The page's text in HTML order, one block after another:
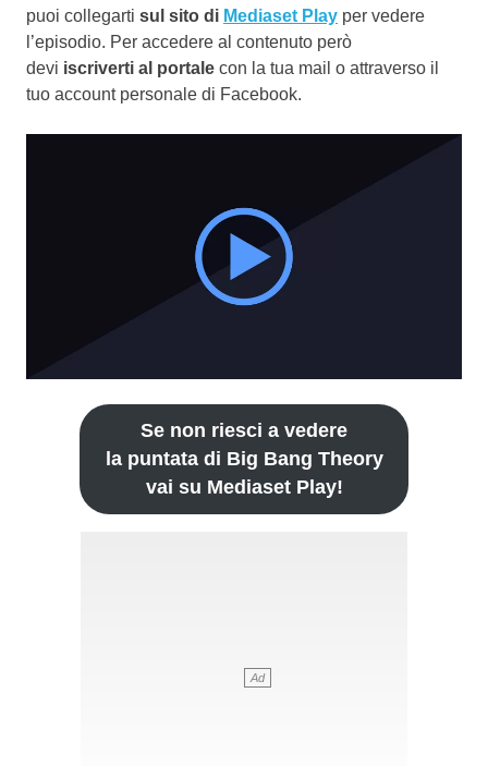
puoi collegarti sul sito di Mediaset Play per vedere
l’episodio. Per accedere al contenuto però
devi iscriverti al portale con la tua mail o attraverso il
tuo account personale di Facebook.
Se non riesci a vedere
la puntata di Big Bang Theory
vai su Mediaset Play!